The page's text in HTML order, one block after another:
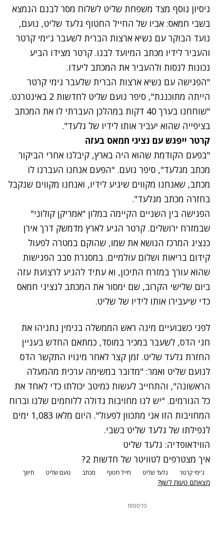
ניסיון נוסף מצד משפחת שליט לשלוח מסר לבנם הנמצא
בשבי חמאס: אביו של החייל החטוף גלעד שליט, נועם,
נועד הבוקר עם נשיא ארצות הברית לשעבר ג'ימי קרטר
והעביר לידיו מכתב המיועד לבנו. קרטר מצידו הביע
נכונות לנסות ולהעביר את המכתב ליעדו.
"הפגישה עם נשיא ארצות הברית שלעבר גימי קרטר
הייתה מתוכננת", סיפר נועם שליט לחדשות 2 באינטרנט.
"שוחחנו בערך 40 דקות במהלכן העברתי לו את המכתב
בציפייה שהוא יעביר אותו לידיו של גלעד".
קרטר ייפגש עם נציגי חמאס בעזה
"בפעם הקודמת שהוא היה בארץ, קיבלנו אחרי הביקור
מכתב מגלעד", סיפר נועם. "הפעם אנחנו העברנו לו
מכתב, שאנחנו מקווים שיגיע לידיו, ואנחנו מקווים שנקבל
בחזרה מכתב מגלעד".
הפגישה בין השניים הקיימה במלון "אמריקן קולוני"
שבמזרח ירושלים. קרטר הגיע לארץ מדמשק דרך אירן
כנציג המרכז הנושא את שמו, שהוקם במטרה לפעול
קידום בריאות ושלום עולמיים. במסגרת סבב הפגישות
שהוא עורך במזרח התיכון, וא עתיד להגיע לרצועת עזה
ביום שלישי הקרוב, שם ימסור את המכתב לנציגי חמאס
כדי שיעבירו אותו לידיו של שליט.
לפני כשבועיים מינה ראש הממשלה בנימין נתניהו את
חגי הדס, לשעבר במכיר במוסד, כמתאם החדש בעניין
החזרת גלעד שליט. זמן קצר לאחר מינויו התקשר הדס
לנועם שליט ואמר: "מדובר במשימה ערכית מהמעלה
הראשונה", והתחייב לעשות כמיטב יכולתו כדי לאחד את
כל הגורמים. "יש לנו מחויבות גדולה ללוחמים שלנו וברוח
המחויבות הזו אני מתכוון לפעול". היום מלאו 1,083 ימים
לנפילתו של גלעד שליט בשבי.
הווידאופדיה: גלעד שליט
איך מצטרפים לטוויטר של חדשות 2?
ג'ימי קרטר גלעד שליט חייל חטוף מכתב נועם שליט תיווך
מצאתם טעות לשון?
פרסומת